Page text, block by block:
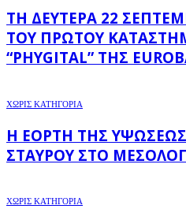
ΤΗ ΔΕΥΤΈΡΑ 22
ΤΟΥ ΠΡΏΤΟΥ
“PHYGITAL” ΤΗΣ
ΧΩΡΊΣ ΚΑΤΗΓΟΡΊΑ
Η ΕΟΡΤΉ ΤΗΣ
ΣΤΑΥΡΟΎ ΣΤΟ
ΧΩΡΊΣ ΚΑΤΗΓΟΡΊΑ